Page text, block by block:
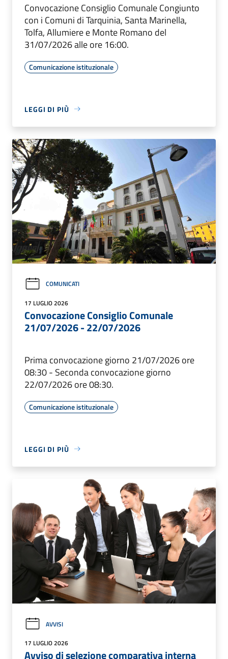
Convocazione Consiglio Comunale Congiunto
con i Comuni di Tarquinia, Santa Marinella,
Tolfa, Allumiere e Monte Romano del
31/07/2026 alle ore 16:00.
Comunicazione istituzionale
LEGGI DI PIÙ
COMUNICATI
17 LUGLIO 2026
Convocazione Consiglio Comunale
21/07/2026 - 22/07/2026
Prima convocazione giorno 21/07/2026 ore
08:30 - Seconda convocazione giorno
22/07/2026 ore 08:30.
Comunicazione istituzionale
LEGGI DI PIÙ
AVVISI
17 LUGLIO 2026
Avviso di selezione comparativa interna